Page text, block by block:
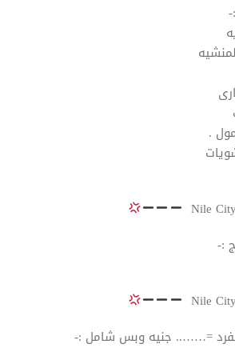
.
:-
=…….. جنيه وبس شامل :-